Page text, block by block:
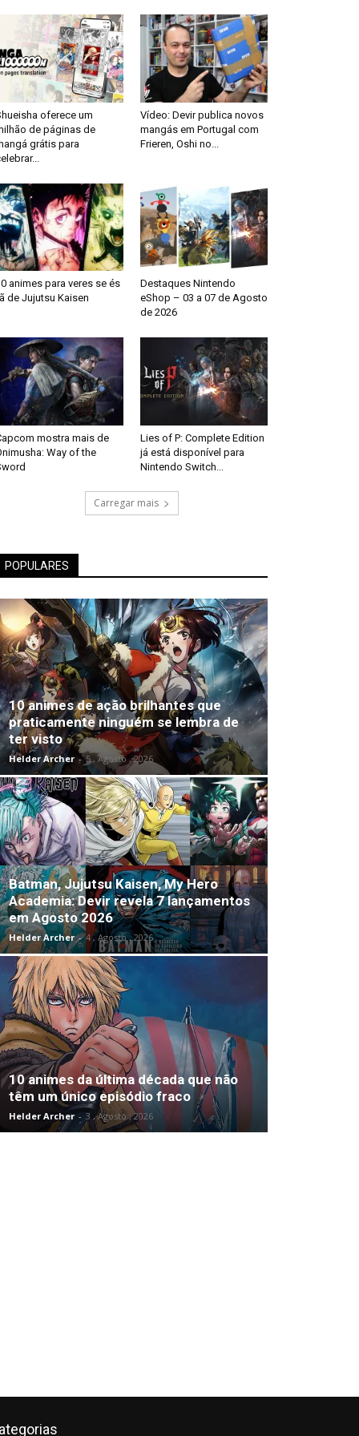
oferece um
de páginas de
grátis para
Vídeo: Devir publica novos
mangás em Portugal com
Frieren, Oshi no...
animes para veres se és
de Jujutsu Kaisen
Destaques Nintendo
eShop – 03 a 07 de Agosto
de 2026
mostra mais de
Way of the
Lies of P: Complete Edition
já está disponível para
Nintendo Switch...
Carregar mais
POPULARES
10 animes de ação brilhantes que
praticamente ninguém se lembra de
ter visto
Helder Archer - 5 , Agosto , 2026
Batman, Jujutsu Kaisen, My Hero
Academia: Devir revela 7 lançamentos
em Agosto 2026
Helder Archer - 4 , Agosto , 2026
10 animes da última década que não
têm um único episódio fraco
Helder Archer - 3 , Agosto , 2026